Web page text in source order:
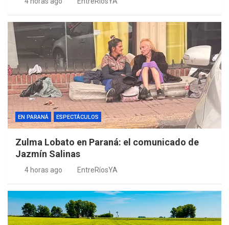
EN PARANÁ ESPECTÁCULOS
Zulma Lobato en Paraná: el comunicado de
Jazmín Salinas
4 horas ago EntreRíosYA